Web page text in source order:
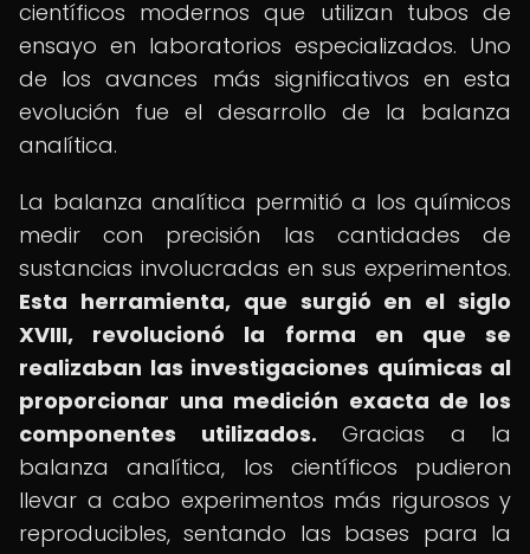
científicos modernos que utilizan tubos de
ensayo en laboratorios especializados. Uno
de los avances más significativos en esta
evolución fue el desarrollo de la balanza
analítica.
La balanza analítica permitió a los químicos
medir con precisión las cantidades de
sustancias involucradas en sus experimentos.
Esta herramienta, que surgió en el siglo
XVIII, revolucionó la forma en que se
realizaban las investigaciones químicas al
proporcionar una medición exacta de los
componentes utilizados. Gracias a la
balanza analítica, los científicos pudieron
llevar a cabo experimentos más rigurosos y
reproducibles, sentando las bases para la